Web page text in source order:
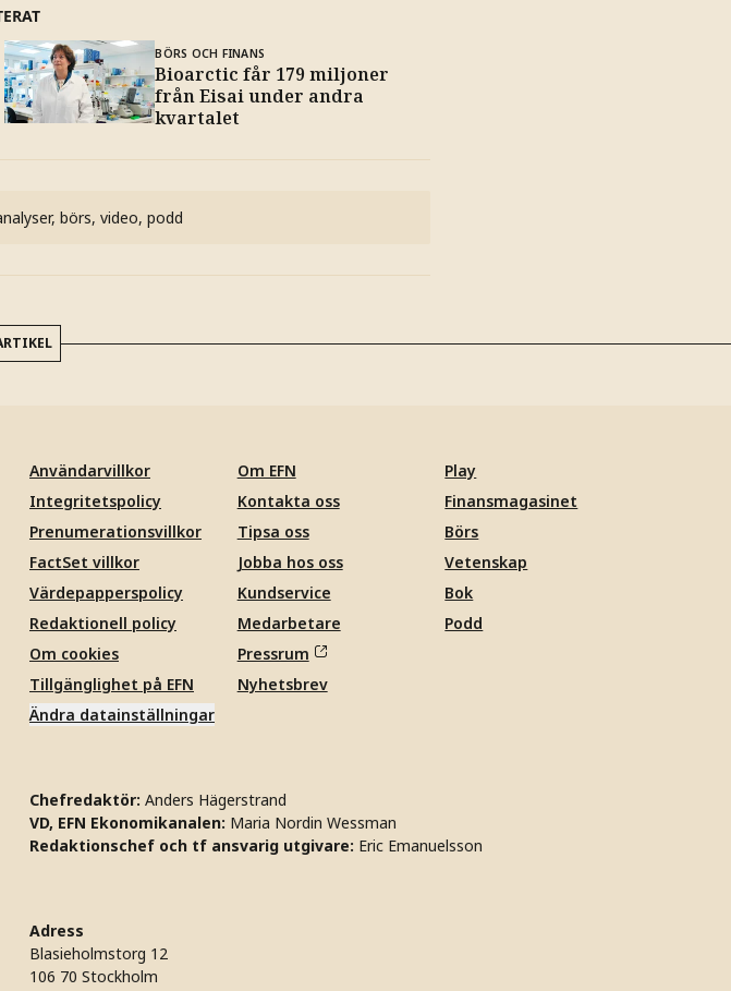
BÖRS OCH FINANS
Bioarctic får 179 miljoner
från Eisai under andra
kvartalet
börs, video, podd
Användarvillkor
Integritetspolicy
Prenumerationsvillkor
FactSet villkor
Värdepapperspolicy
Redaktionell policy
Om cookies
Tillgänglighet på EFN
Ändra datainställningar
Om EFN
Kontakta oss
Tipsa oss
Jobba hos oss
Kundservice
Medarbetare
Pressrum
Nyhetsbrev
Play
Finansmagasinet
Börs
Vetenskap
Bok
Podd
Chefredaktör: Anders Hägerstrand
VD, EFN Ekonomikanalen: Maria Nordin Wessman
Redaktionschef och tf ansvarig utgivare: Eric Emanuelsson
Adress
Blasieholmstorg 12
106 70 Stockholm